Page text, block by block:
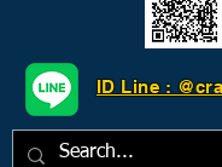
ID Line :